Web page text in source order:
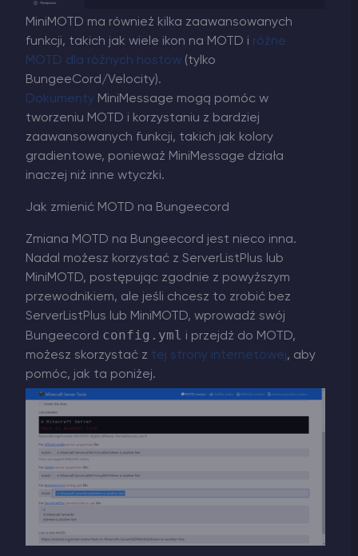
MiniMOTD ma również kilka zaawansowanych
funkcji, takich jak wiele ikon na MOTD i różne
MOTD dla różnych hostów (tylko
BungeeCord/Velocity).
Dokumenty MiniMessage mogą pomóc w
tworzeniu MOTD i korzystaniu z bardziej
zaawansowanych funkcji, takich jak kolory
gradientowe, ponieważ MiniMessage działa
inaczej niż inne wtyczki.
Jak zmienić MOTD na Bungeecord
Zmiana MOTD na Bungeecord jest nieco inna.
Nadal możesz korzystać z ServerListPlus lub
MiniMOTD, postępując zgodnie z powyższym
przewodnikiem, ale jeśli chcesz to zrobić bez
ServerListPlus lub MiniMOTD, wprowadź swój
Bungeecord config.yml i przejdź do MOTD,
możesz skorzystać z tej strony internetowej, aby
pomóc, jak ta poniżej.